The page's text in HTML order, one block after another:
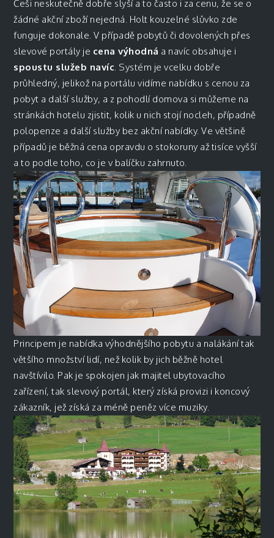
Češi neskutečně dobře slyší a to často i za cenu, že se o
žádné akční zboží nejedná. Holt kouzelné slůvko zde
funguje dokonale. V případě pobytů či dovolených přes
slevové portály je cena výhodná a navíc obsahuje i
spoustu služeb navíc . Systém je vcelku dobře
průhledný, jelikož na portálu vidíme nabídku s cenou za
pobyt a další služby, a z pohodlí domova si můžeme na
stránkách hotelu zjistit, kolik u nich stojí nocleh, případně
polopenze a další služby bez akční nabídky. Ve většině
případů je běžná cena opravdu o stokoruny až tisíce vyšší
a to podle toho, co je v balíčku zahrnuto.
Principem je nabídka výhodnějšího pobytu a nalákání tak
většího množství lidí, než kolik by jich běžně hotel
navštívilo. Pak je spokojen jak majitel ubytovacího
zařízení, tak slevový portál, který získá provizi i koncový
zákazník, jež získá za méně peněz více muziky.